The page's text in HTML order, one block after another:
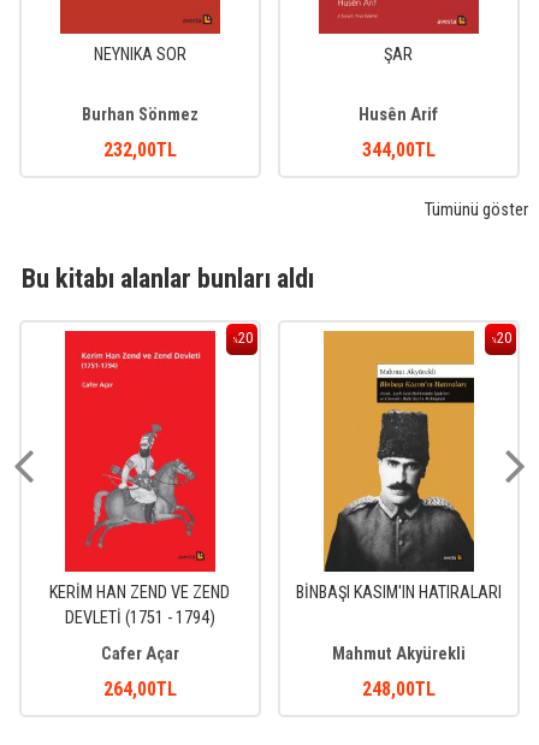
NEYNIKA SOR
Burhan Sönmez
232,00TL
ŞAR
Husên Arif
344,00TL
Tümünü göster
Bu kitabı alanlar bunları aldı
%20
KERİM HAN ZEND VE ZEND
DEVLETİ (1751 - 1794)
Cafer Açar
264,00TL
%20
BİNBAŞI KASIM'IN HATIRALARI
Mahmut Akyürekli
248,00TL